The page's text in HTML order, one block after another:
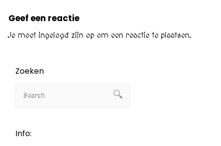
Geef een reactie
Je moet ingelogd zijn op om een reactie te plaatsen.
Zoeken
Info: